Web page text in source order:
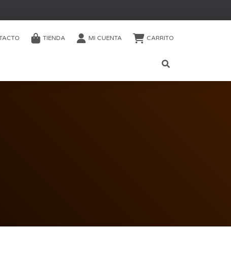
TIENDA MI CUENTA CARRITO